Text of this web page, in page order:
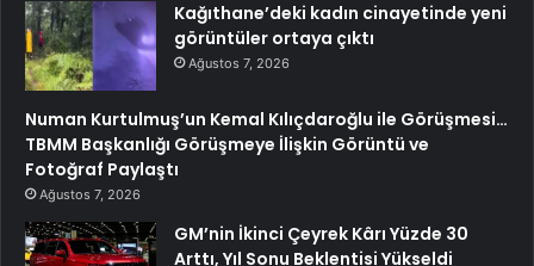
Kağıthane’deki kadın cinayetinde yeni
görüntüler ortaya çıktı
Ağustos 7, 2026
Numan Kurtulmuş’un Kemal Kılıçdaroğlu ile Görüşmesi…
TBMM Başkanlığı Görüşmeye İlişkin Görüntü ve
Fotoğraf Paylaştı
Ağustos 7, 2026
GM’nin İkinci Çeyrek Kârı Yüzde 30
Arttı, Yıl Sonu Beklentisi Yükseldi